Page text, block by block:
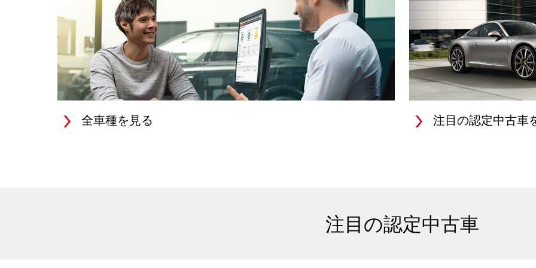
全車種を見る 注目の認定中古車
注目の認定中古車